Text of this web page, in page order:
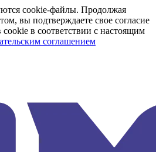
cookie-файлы. Продолжая
вы подтверждаете свое согласие
в соответствии с настоящим
соглашением